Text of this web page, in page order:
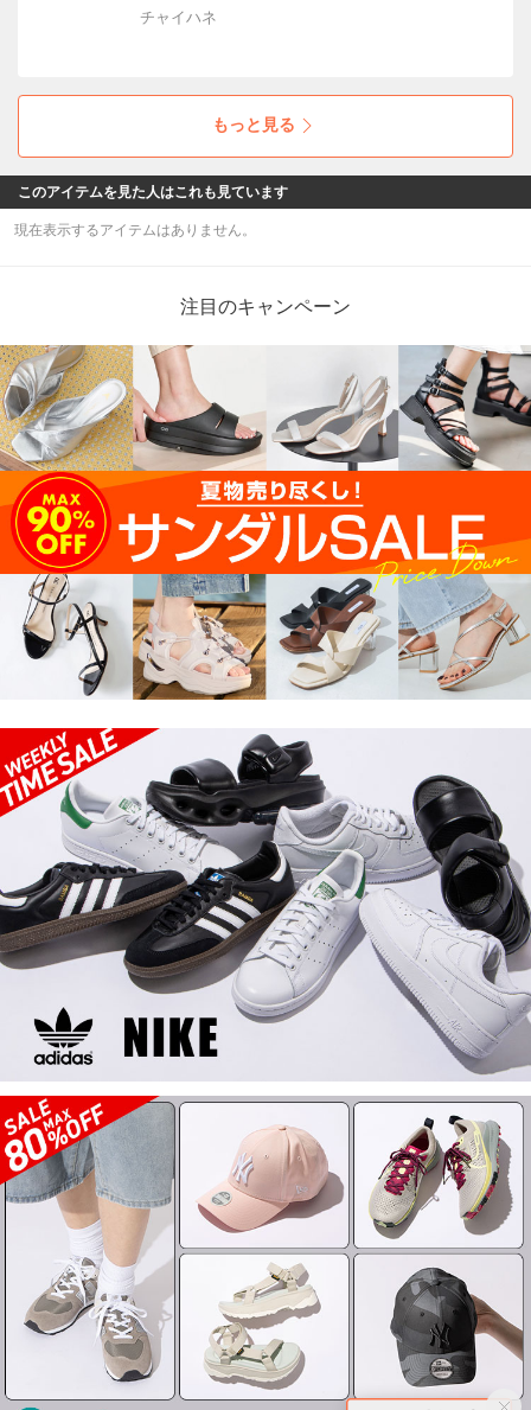
チャイハネ
もっと見る
このアイテムを見た人はこれも見ています
現在表示するアイテムはありません。
注目のキャンペーン